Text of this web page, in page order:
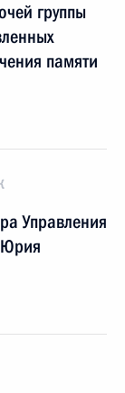
группы
памяти
Управления
Юрия